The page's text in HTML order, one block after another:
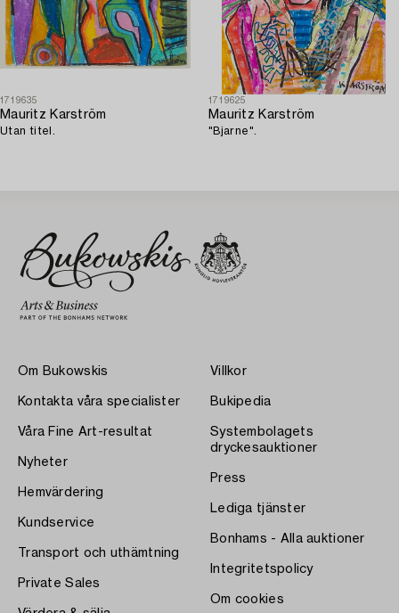
1719635
Mauritz Karström
Utan titel.
1719625
Mauritz Karström
"Bjarne".
Om Bukowskis
Kontakta våra specialister
Våra Fine Art-resultat
Nyheter
Hemvärdering
Kundservice
Transport och uthämtning
Private Sales
Villkor
Bukipedia
Systembolagets
dryckesauktioner
Press
Lediga tjänster
Bonhams - Alla auktioner
Integritetspolicy
Om cookies